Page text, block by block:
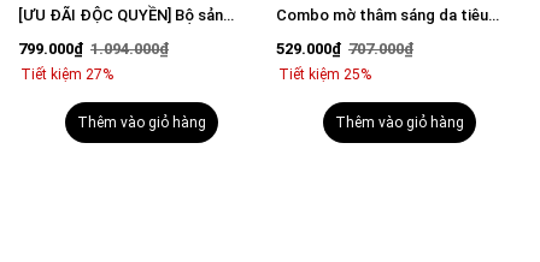
Combo mờ thâm sáng da tiêu
529.000₫ 707.000₫
Tiết kiệm 25%
Thêm vào giỏ hàng
Combo Brightening Duo dưỡng
mặt 100g & Serum Vital 30ml
329.000₫ 468.000₫
Tiết kiệm 30%
Thêm vào giỏ hàng